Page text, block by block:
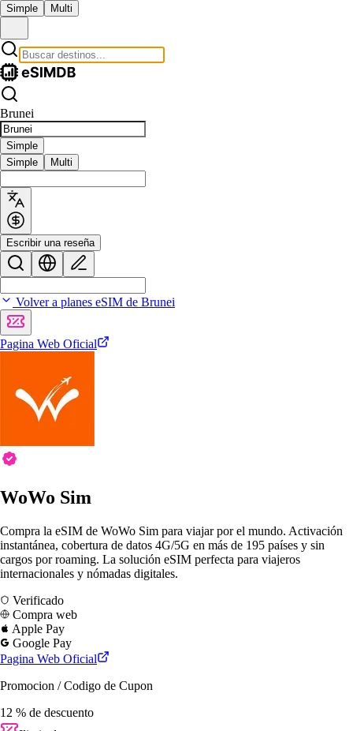
Simple Multi
Brunei
Simple
Simple
Multi
Escribir una reseña
Volver a planes eSIM de Brunei
Pagina Web Oficial
WoWo Sim
Compra la eSIM de WoWo Sim para viajar por el mundo. Activación
instantánea, cobertura de datos 4G/5G en más de 195 países y sin
cargos por roaming. La solución eSIM perfecta para viajeros
internacionales y nómadas digitales.
Verificado
Compra web
Apple Pay
Google Pay
Pagina Web Oficial
Promocion / Codigo de Cupon
12 % de descuento